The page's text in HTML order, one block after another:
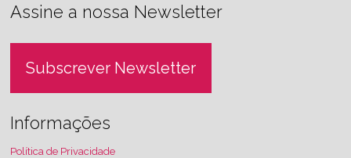
Assine a nossa Newsletter
Subscrever Newsletter
Informações
Política de Privacidade